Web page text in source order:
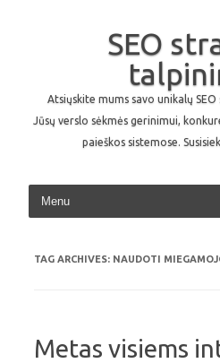
SEO
Atsiųskite mums savo unikalų
Jūsų verslo sėkmės gerinimui,
paieškos sistemose.
TAG ARCHIVES: NAUDOTI
Metas visiems